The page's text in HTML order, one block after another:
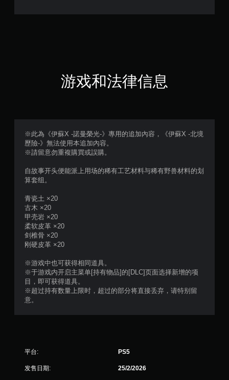
（
，
个
游戏和法律信息
※此為《伊蘇X -諾曼榮光-》專用的追加內容，《伊蘇X -北境
歷險-》無法使用本追加內容。
※請留意勿重複購買或誤購。
自故事开头便能派上用场的稀有工艺材料与稀有野兽材料的划
算套组。
青瓷土 ×20
古木 ×20
甲壳岩 ×20
柔软皮革 ×20
剑椎骨 ×20
刚硬皮革 ×20
※游戏中也可获得相同道具。
※于游戏内开启主菜单[持有物品]的[DLC]页面选择新增的项
目，即可获得道具。
※超过持有数量上限时，超过的部分将直接丢弃，请特别留
意。
平台: PS5
发售日期: 25/2/2026